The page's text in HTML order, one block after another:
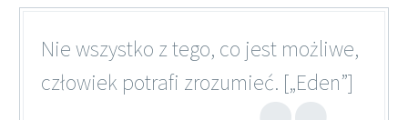
Nie wszystko z tego, co jest możliwe,
człowiek potrafi zrozumieć. [„Eden”]